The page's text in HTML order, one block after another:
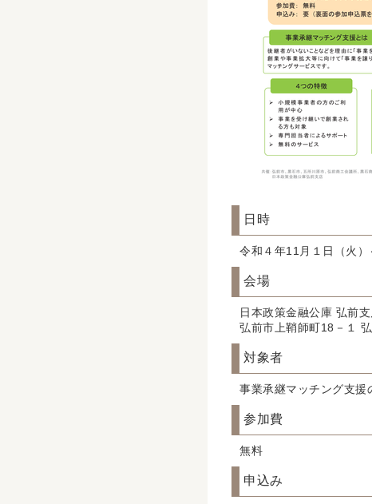
日時
令和４年11月１日（火
会場
日本政策金融公庫 弘前
弘前市上鞘師町18－１
対象者
事業承継マッチング支援
参加費
無料
申込み